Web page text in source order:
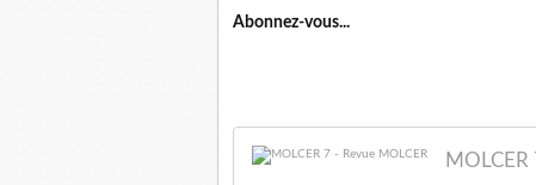
Abonnez-vous...
MOLCER